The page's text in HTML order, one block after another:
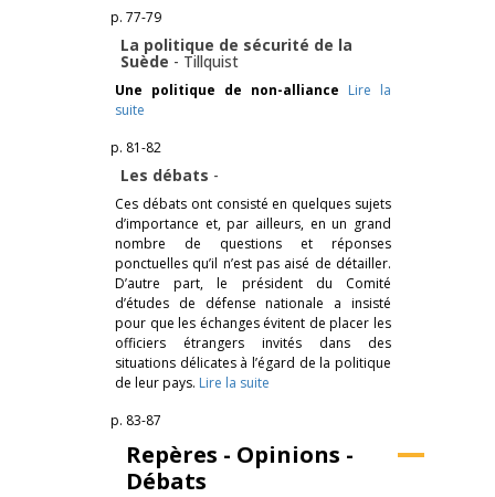
p. 77-79
La politique de sécurité de la
Suède - Tillquist
Une politique de non-alliance Lire la
suite
p. 81-82
Les débats -
Ces débats ont consisté en quelques sujets
d’importance et, par ailleurs, en un grand
nombre de questions et réponses
ponctuelles qu’il n’est pas aisé de détailler.
D’autre part, le président du Comité
d’études de défense nationale a insisté
pour que les échanges évitent de placer les
officiers étrangers invités dans des
situations délicates à l’égard de la politique
de leur pays. Lire la suite
p. 83-87
Repères - Opinions -
Débats